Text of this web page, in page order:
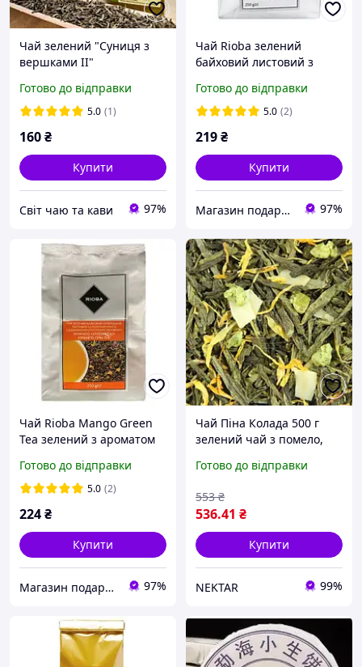
Чай зелений "Суниця з
вершками II"
Готово до відправки
5.0 (1)
160₴
Купити
Світ чаю та кави 97%
Чай Rioba зелений
байховий листовий з
жасмину 250г
Готово до відправки
5.0 (2)
219₴
Купити
Магазин подарунків 97%
Чай Rioba Mango Green
Tea зелений з ароматом
Готово до відправки
5.0 (2)
224₴
Купити
Магазин подарунків 97%
Чай Піна Колада 500 г
зелений чай з помело,
Готово до відправки
536.41 ₴
553 ₴
Купити
NEKTAR 99%